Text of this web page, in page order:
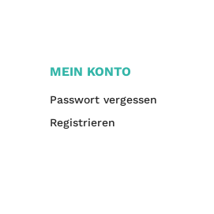
MEIN KONTO
Passwort vergessen
Registrieren